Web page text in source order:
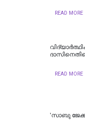
READ MORE
READ MORE
'സാബു